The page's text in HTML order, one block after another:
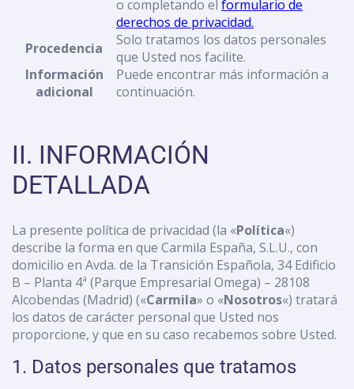
o completando el formulario de
derechos de privacidad.
Procedencia
Solo tratamos los datos personales
que Usted nos facilite.
Información
adicional
Puede encontrar más información a
continuación.
II. INFORMACIÓN
DETALLADA
La presente política de privacidad (la «Política«)
describe la forma en que Carmila España, S.L.U., con
domicilio en Avda. de la Transición Española, 34 Edificio
B – Planta 4ª (Parque Empresarial Omega) – 28108
Alcobendas (Madrid) («Carmila» o «Nosotros«) tratará
los datos de carácter personal que Usted nos
proporcione, y que en su caso recabemos sobre Usted.
1. Datos personales que tratamos